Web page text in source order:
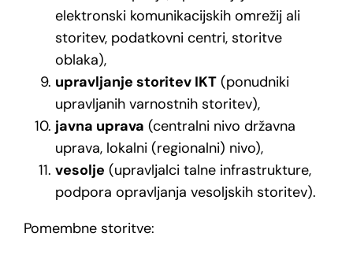
elektronski komunikacijskih omrežij ali
storitev, podatkovni centri, storitve
oblaka),
upravljanje storitev IKT(ponudniki
upravljanih varnostnih storitev),
javna uprava (centralni nivo državna
uprava, lokalni (regionalni) nivo),
vesolje (upravljalci talne infrastrukture,
podpora opravljanja vesoljskih storitev).
Pomembne storitve: